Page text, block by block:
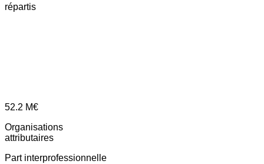
répartis
52.2 M€
Organisations
attributaires
Part interprofessionnelle